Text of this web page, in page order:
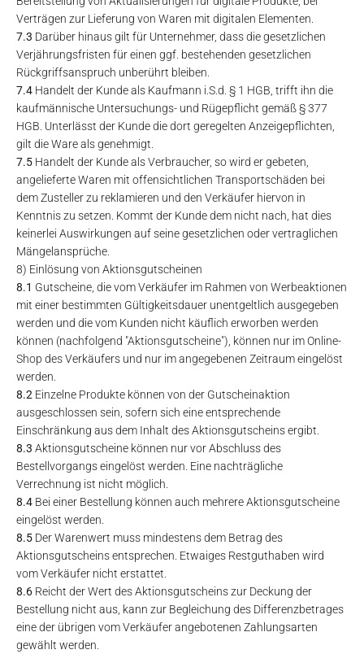
Verträgen zur Lieferung von Waren mit digitalen Elementen.
7.3 Darüber hinaus gilt für Unternehmer, dass die gesetzlichen
Verjährungsfristen für einen ggf. bestehenden gesetzlichen
Rückgriffsanspruch unberührt bleiben.
7.4 Handelt der Kunde als Kaufmann i.S.d. § 1 HGB, trifft ihn die
kaufmännische Untersuchungs- und Rügepflicht gemäß § 377
HGB. Unterlässt der Kunde die dort geregelten Anzeigepflichten,
gilt die Ware als genehmigt.
7.5 Handelt der Kunde als Verbraucher, so wird er gebeten,
angelieferte Waren mit offensichtlichen Transportschäden bei
dem Zusteller zu reklamieren und den Verkäufer hiervon in
Kenntnis zu setzen. Kommt der Kunde dem nicht nach, hat dies
keinerlei Auswirkungen auf seine gesetzlichen oder vertraglichen
Mängelansprüche.
8) Einlösung von Aktionsgutscheinen
8.1 Gutscheine, die vom Verkäufer im Rahmen von Werbeaktionen
mit einer bestimmten Gültigkeitsdauer unentgeltlich ausgegeben
werden und die vom Kunden nicht käuflich erworben werden
können (nachfolgend "Aktionsgutscheine"), können nur im Online-
Shop des Verkäufers und nur im angegebenen Zeitraum eingelöst
werden.
8.2 Einzelne Produkte können von der Gutscheinaktion
ausgeschlossen sein, sofern sich eine entsprechende
Einschränkung aus dem Inhalt des Aktionsgutscheins ergibt.
8.3 Aktionsgutscheine können nur vor Abschluss des
Bestellvorgangs eingelöst werden. Eine nachträgliche
Verrechnung ist nicht möglich.
8.4 Bei einer Bestellung können auch mehrere Aktionsgutscheine
eingelöst werden.
8.5 Der Warenwert muss mindestens dem Betrag des
Aktionsgutscheins entsprechen. Etwaiges Restguthaben wird
vom Verkäufer nicht erstattet.
8.6 Reicht der Wert des Aktionsgutscheins zur Deckung der
Bestellung nicht aus, kann zur Begleichung des Differenzbetrages
eine der übrigen vom Verkäufer angebotenen Zahlungsarten
gewählt werden.